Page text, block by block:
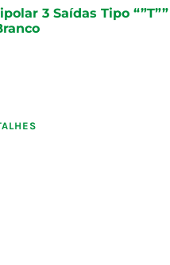
3 Saídas Tipo “”T””